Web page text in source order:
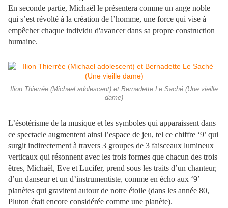
En seconde partie, Michaël le présentera comme un ange noble
qui s’est révolté à la création de l’homme, une force qui vise à
empêcher chaque individu d'avancer dans sa propre construction
humaine.
Ilion Thierrée (Michael adolescent) et Bernadette Le Saché (Une vieille
dame)
L’ésotérisme de la musique et les symboles qui apparaissent dans
ce spectacle augmentent ainsi l’espace de jeu, tel ce chiffre ‘9’ qui
surgit indirectement à travers 3 groupes de 3 faisceaux lumineux
verticaux qui résonnent avec les trois formes que chacun des trois
êtres, Michaël, Eve et Lucifer, prend sous les traits d’un chanteur,
d’un danseur et un d’instrumentiste, comme en écho aux ‘9’
planètes qui gravitent autour de notre étoile (dans les année 80,
Pluton était encore considérée comme une planète).